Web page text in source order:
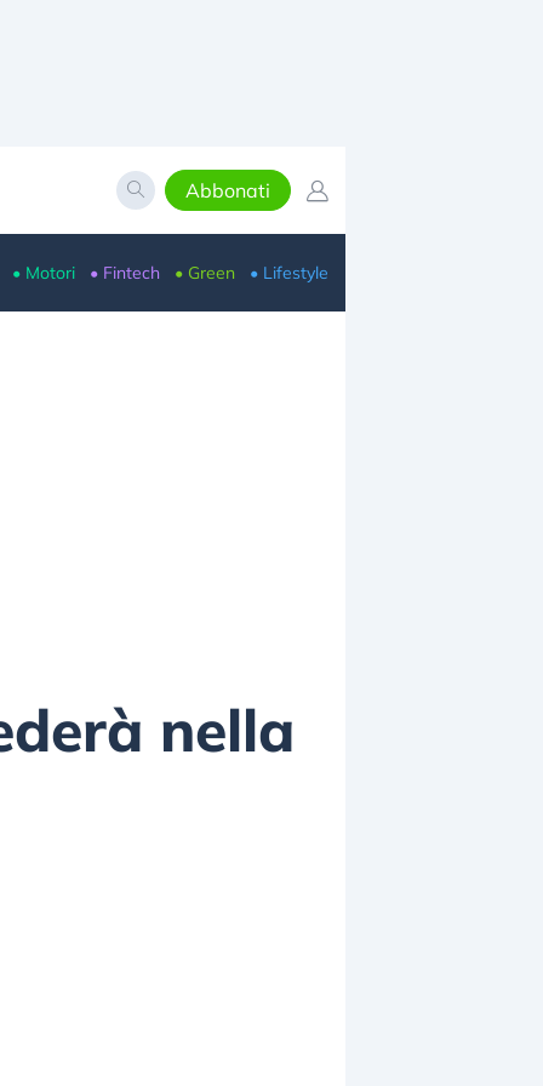
Abbonati
• Motori • Fintech • Green • Lifestyle
nella